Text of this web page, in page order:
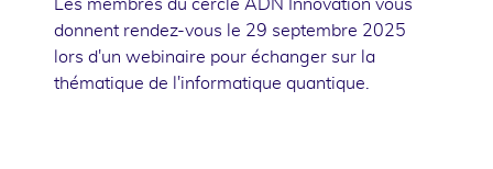
Les membres du cercle ADN Innovation vous
donnent rendez-vous le 29 septembre 2025
lors d'un webinaire pour échanger sur la
thématique de l'informatique quantique.